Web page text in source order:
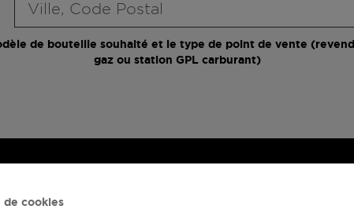
de bouteille souhaité et le type de point de vente
gaz ou station GPL carburant)
de cookies